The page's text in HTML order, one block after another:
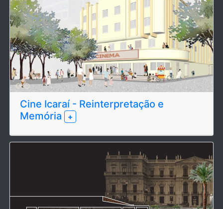
Cine Icaraí - Reinterpretação e
Memória
+